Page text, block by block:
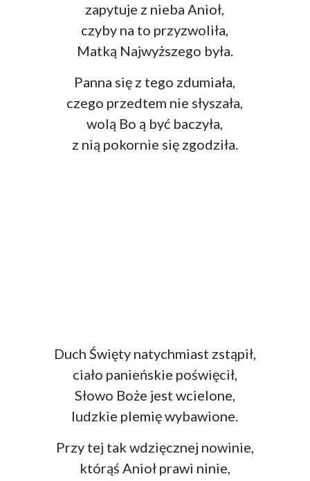
zapytuje z nieba Anioł,
czyby na to przyzwoliła,
Matką Najwyższego była.
Panna się z tego zdumiała,
czego przedtem nie słyszała,
wolą Bo ą być baczyła,
z nią pokornie się zgodziła.
Duch Święty natychmiast zstąpił,
ciało panieńskie poświęcił,
Słowo Boże jest wcielone,
ludzkie plemię wybawione.
Przy tej tak wdzięcznej nowinie,
którąś Anioł prawi ninie,